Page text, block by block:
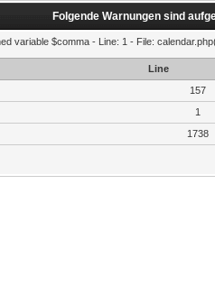
Folgende Warnungen sind
variable $comma - Line: 1 - File:
Line
157
1
1738